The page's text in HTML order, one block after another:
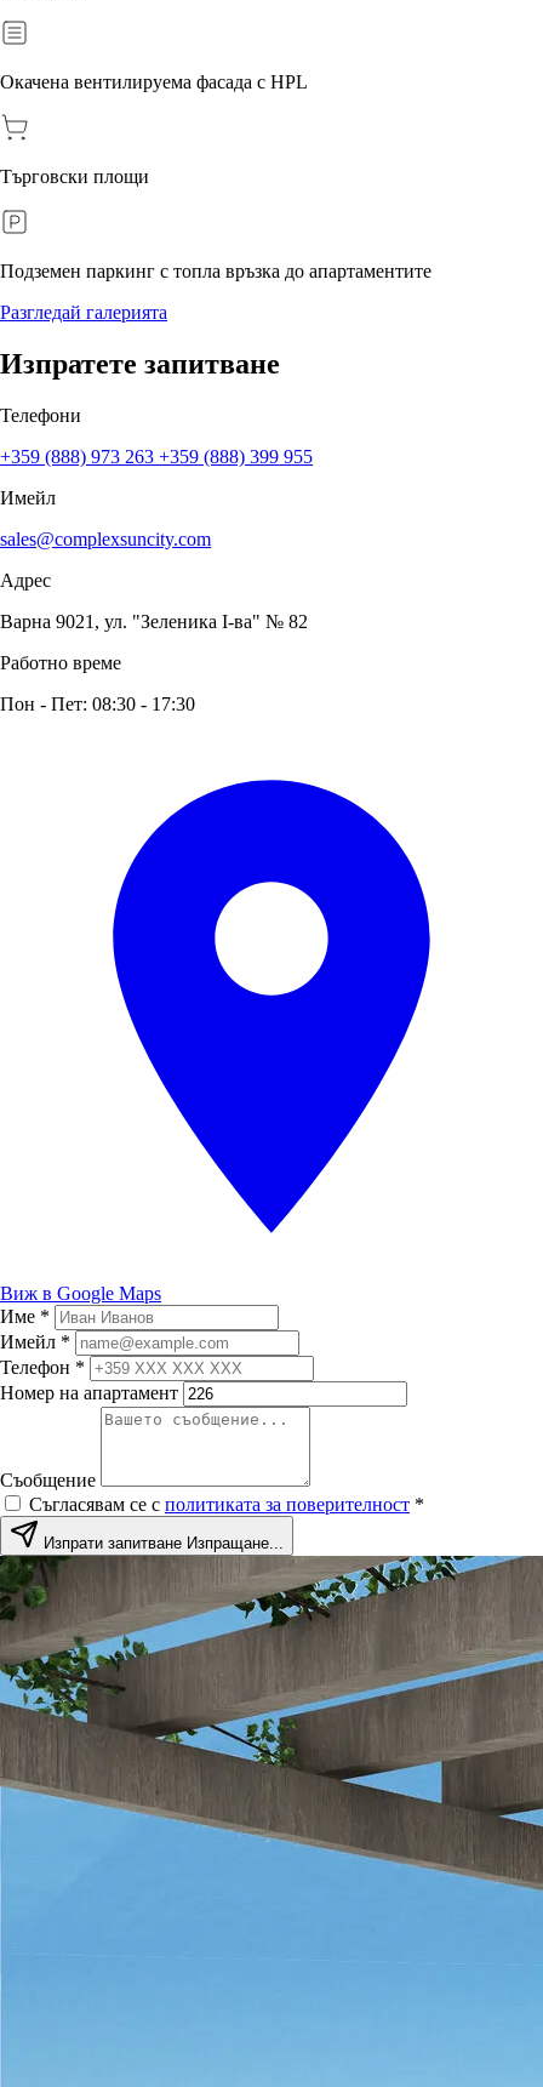
Окачена вентилируема фасада с HPL
Търговски площи
Подземен паркинг с топла връзка до апартаментите
Разгледай галерията
Изпратете запитване
Телефони
+359 (888) 973 263 +359 (888) 399 955
Имейл
sales@complexsuncity.com
Адрес
Варна 9021, ул. "Зеленика I-ва" № 82
Работно време
Пон - Пет: 08:30 - 17:30
Виж в Google Maps
Име *
Имейл *
Телефон *
Номер на апартамент
Съобщение
Съгласявам се с политиката за поверителност *
Изпрати запитване Изпращане...